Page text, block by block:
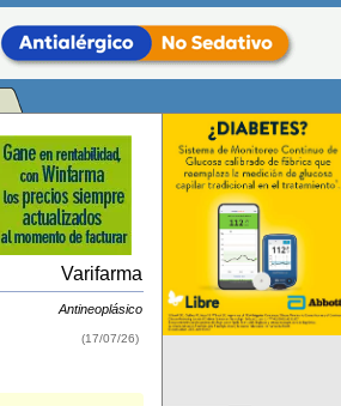
Varifarma
Antineoplásico
(17/07/26)